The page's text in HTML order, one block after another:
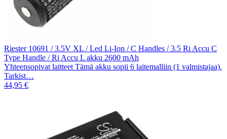
Riester 10691 / 3.5V XL / Led Li-Ion / C Handles / 3.5 Ri Accu C
Type Handle / Ri Accu L akku 2600 mAh
Yhteensopivat laitteet Tämä akku sopii 6 laitemalliin (1 valmistajaa).
Tarkist…
44,95 €